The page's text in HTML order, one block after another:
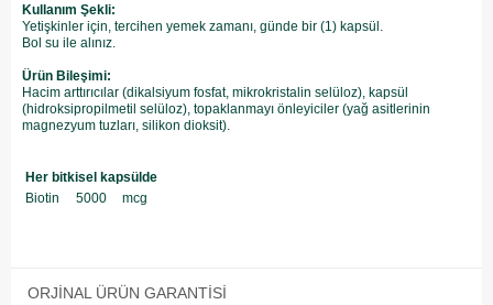
Kullanım Şekli:
Yetişkinler için, tercihen yemek zamanı, günde bir (1) kapsül.
​Bol su ile alınız.
Ürün Bileşimi:
Hacim arttırıcılar (dikalsiyum fosfat, mikrokristalin selüloz), kapsül
(hidroksipropilmetil selüloz), topaklanmayı önleyiciler (yağ asitlerinin
magnezyum tuzları, silikon dioksit).
Her bitkisel kapsülde
Biotin
5000 mcg
ORJINAL ÜRÜN GARANTISI